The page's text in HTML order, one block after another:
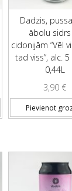
Dadzis,
ābolu
cidonijām “Vēl
tad viss”, alc.
0,44L
3,90 €
Pievienot